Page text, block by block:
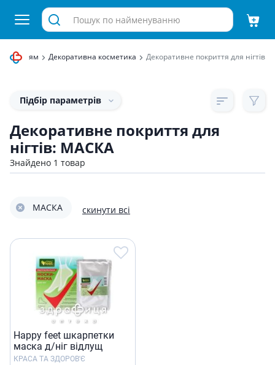
обличчям Декоративна косметика Декоративне покриття для нігтів
Підбір параметрів
Декоративне покриття для
нігтів: МАСКА
Знайдено 1 товар
МАСКА скинути всі
Happy feet шкарпетки
маска д/ніг відлущ
КРАСА ТА ЗДОРОВ'Є